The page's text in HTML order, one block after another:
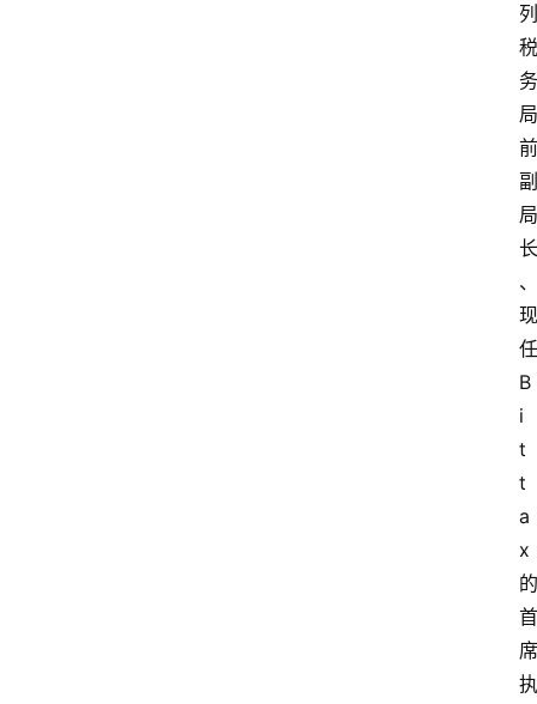
列
税
务
局
前
副
局
长
、
现
任
B
i
t
t
a
x
的
首
席
执